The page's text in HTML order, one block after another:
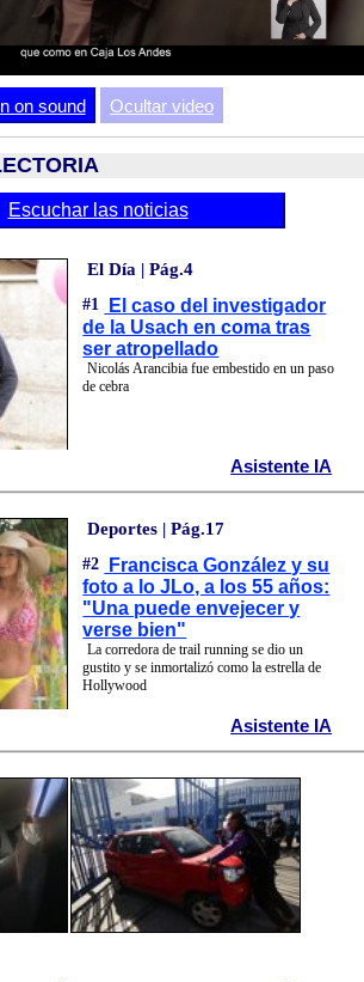
on sound Ocultar video
Escuchar las noticias
El Día | Pág.4
#1
El caso del investigador
de la Usach en coma tras
ser atropellado
Nicolás Arancibia fue embestido en un paso
de cebra
Asistente IA
Deportes | Pág.17
#2
Francisca González y su
foto a lo JLo, a los 55 años:
"Una puede envejecer y
verse bien"
La corredora de trail running se dio un
gustito y se inmortalizó como la estrella de
Hollywood
Asistente IA